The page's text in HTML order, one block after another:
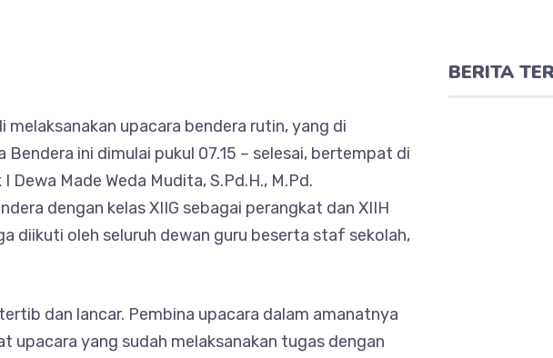
upacara bendera rutin, yang di
ini dimulai pukul 07.15 – selesai, bertempat di
Made Weda Mudita, S.Pd.H., M.Pd.
dengan kelas XIIG sebagai perangkat dan XIIH
diikuti oleh seluruh dewan guru beserta staf sekolah,
dan lancar. Pembina upacara dalam amanatnya
upacara yang sudah melaksanakan tugas dengan
BERITA